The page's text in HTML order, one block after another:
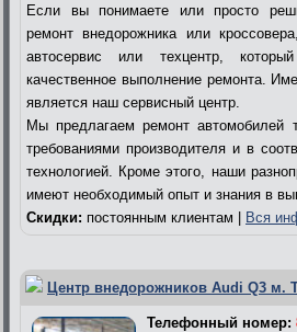
Если вы понимаете или просто
ремонт внедорожника или
автосервис или техцентр,
качественное выполнение ремонта.
является наш сервисный центр.
Мы предлагаем ремонт автомобилей
требованиями производителя и в
технологией. Кроме этого, наши
имеют необходимый опыт и знания в
Скидки: постоянным клиентам | Вся
Центр внедорожников Audi Q3 м.
Телефонный номер: